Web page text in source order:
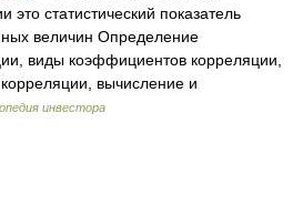
статистический показатель
величин Определение
виды коэффициентов корреляции,
вычисление и
инвестора